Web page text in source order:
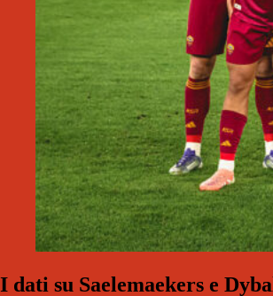
I dati su Saelemaekers e